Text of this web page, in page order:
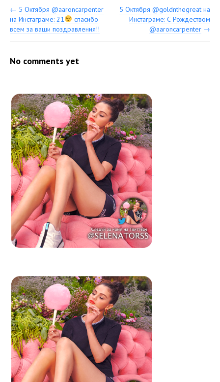
← 5 Октября @aaroncarpenter
на Инстаграме: 21
спасибо
всем за ваши поздравления!!
5 Октября @goldnthegreat на
Инстаграме: С Рождеством
@aaroncarpenter →
No comments yet